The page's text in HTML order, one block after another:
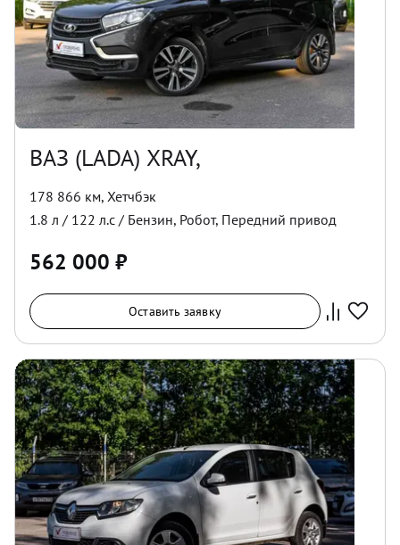
ВАЗ (LADA) XRAY,
178 866 км, Хетчбэк
1.8 л / 122 л.с / Бензин, Робот, Передний привод
562 000 ₽
Оставить заявку